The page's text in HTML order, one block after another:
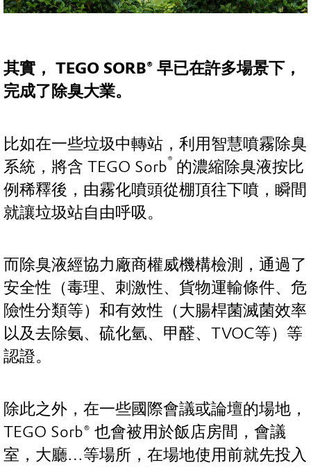
其實， TEGO SORB® 早已在許多場景下，
完成了除臭大業。
比如在一些垃圾中轉站，利用智慧噴霧除臭
系統，將含 TEGO Sorb® 的濃縮除臭液按比
例稀釋後，由霧化噴頭從棚頂往下噴，瞬間
就讓垃圾站自由呼吸。
而除臭液經協力廠商權威機構檢測，通過了
安全性（毒理、刺激性、貨物運輸條件、危
險性分類等）和有效性（大腸桿菌滅菌效率
以及去除氨、硫化氫、甲醛、TVOC等）等
認證。
除此之外，在一些國際會議或論壇的場地，
TEGO Sorb® 也會被用於飯店房間，會議
室，大廳…等場所，在場地使用前就先投入